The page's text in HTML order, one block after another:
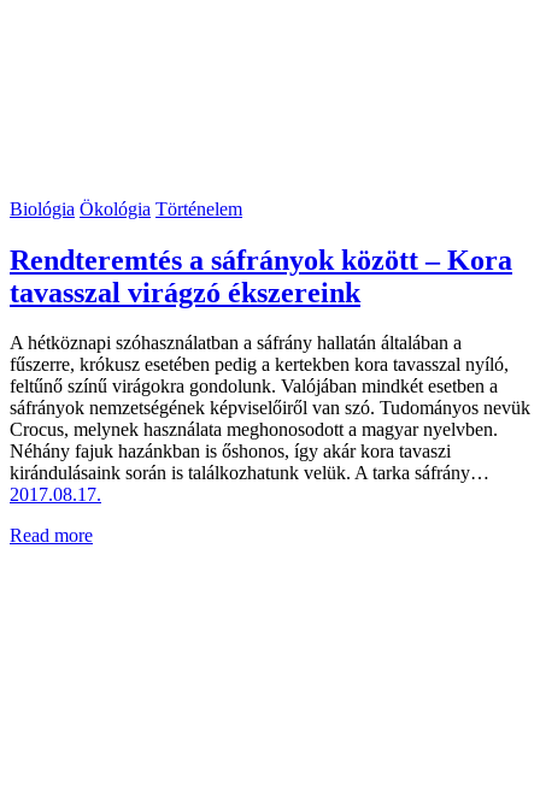
Biológia Ökológia Történelem
Rendteremtés a sáfrányok között – Kora
tavasszal virágzó ékszereink
A hétköznapi szóhasználatban a sáfrány hallatán általában a
fűszerre, krókusz esetében pedig a kertekben kora tavasszal nyíló,
feltűnő színű virágokra gondolunk. Valójában mindkét esetben a
sáfrányok nemzetségének képviselőiről van szó. Tudományos nevük
Crocus, melynek használata meghonosodott a magyar nyelvben.
Néhány fajuk hazánkban is őshonos, így akár kora tavaszi
kirándulásaink során is találkozhatunk velük. A tarka sáfrány…
2017.08.17.
Read more